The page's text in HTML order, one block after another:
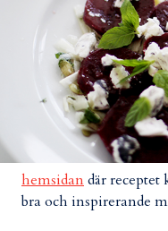
hemsidandär
bra och inspirerande